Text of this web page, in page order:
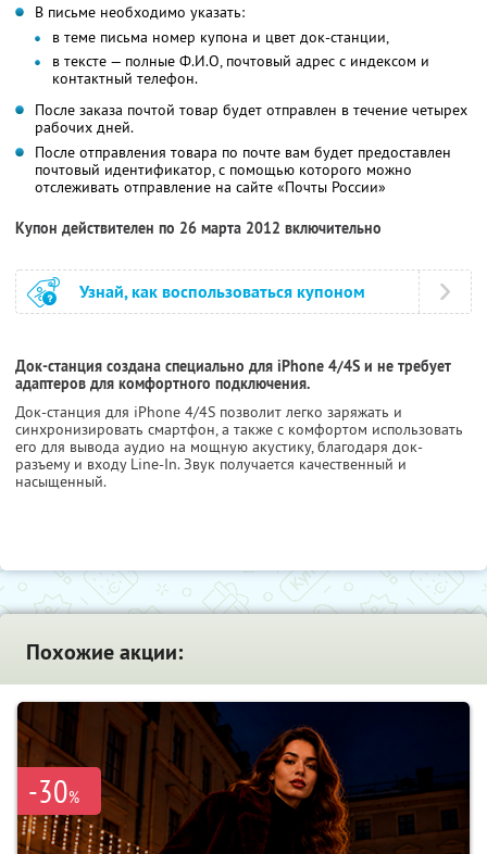
В письме необходимо указать:
в теме письма номер купона и цвет док-станции,
в тексте — полные Ф.И.О, почтовый адрес с индексом и
контактный телефон.
После заказа почтой товар будет отправлен в течение четырех
рабочих дней.
После отправления товара по почте вам будет предоставлен
почтовый идентификатор, с помощью которого можно
отслеживать отправление на сайте «Почты России»
Купон действителен по 26 марта 2012 включительно
Узнай, как воспользоваться купоном
Док-станция создана специально для iPhone 4/4S и не требует
адаптеров для комфортного подключения.
Док-станция для iPhone 4/4S позволит легко заряжать и
синхронизировать смартфон, а также с комфортом использовать
его для вывода аудио на мощную акустику, благодаря док-
разъему и входу Line-In. Звук получается качественный и
насыщенный.
Похожие акции:
-30%